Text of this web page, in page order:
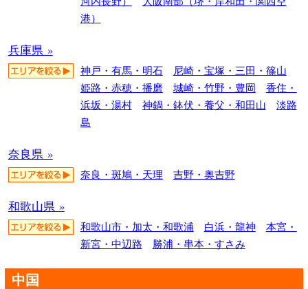
港）
兵庫県 »
神戸・有馬・明石
尼崎・宝塚・三田・篠山
姫路・赤穂・播磨
城崎・竹野・豊岡
香住・
浜坂・湯村
神鍋・鉢伏・養父・和田山
淡路
島
奈良県 »
奈良・斑鳩・天理 吉野・奥吉野
和歌山県 »
和歌山市・加太・和歌浦 白浜・龍神
本宮・
新宮・中辺路
勝浦・串本・すさみ
中国